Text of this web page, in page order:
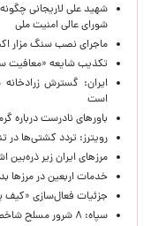
شهید علی لاریجانی
شورای عالی امنیت ملی
ماجرای نصب سنگ مزار
تکذیب شایعه «معافیت
ایران: گسترش
است
باورهای نادرست درباره
رویترز: تردد کشتی‌ها در
مرزهای ایران زیر ذره‌بین
خدمات اربعین در مرزها
جزئیات فعال‌سازی «کیف
سپاه: ۸ شرور مسلح شاخص و مرتبط گروهک‌های تروریستی دستگیر شدند